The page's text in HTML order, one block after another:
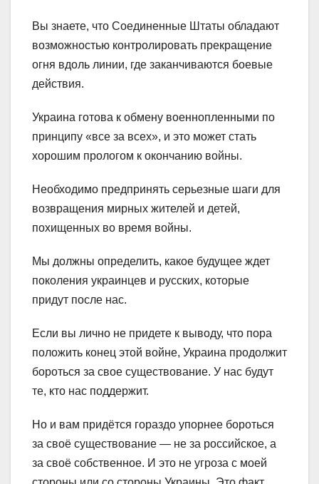
Вы знаете, что Соединенные Штаты обладают
возможностью контролировать прекращение
огня вдоль линии, где заканчиваются боевые
действия.
Украина готова к обмену военнопленными по
принципу «все за всех», и это может стать
хорошим прологом к окончанию войны.
Необходимо предпринять серьезные шаги для
возвращения мирных жителей и детей,
похищенных во время войны.
Мы должны определить, какое будущее ждет
поколения украинцев и русских, которые
придут после нас.
Если вы лично не придете к выводу, что пора
положить конец этой войне, Украина продолжит
бороться за свое существование. У нас будут
те, кто нас поддержит.
Но и вам придётся гораздо упорнее бороться
за своё существование — не за российское, а
за своё собственное. И это не угроза с моей